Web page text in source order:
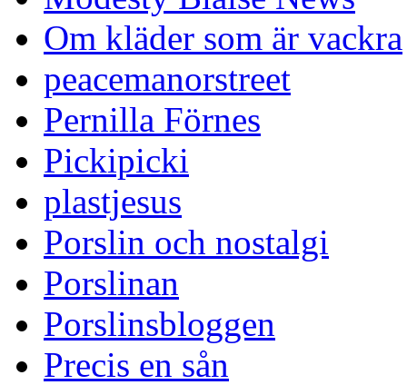
Om kläder som är vackra
peacemanorstreet
Pernilla Förnes
Pickipicki
plastjesus
Porslin och nostalgi
Porslinan
Porslinsbloggen
Precis en sån